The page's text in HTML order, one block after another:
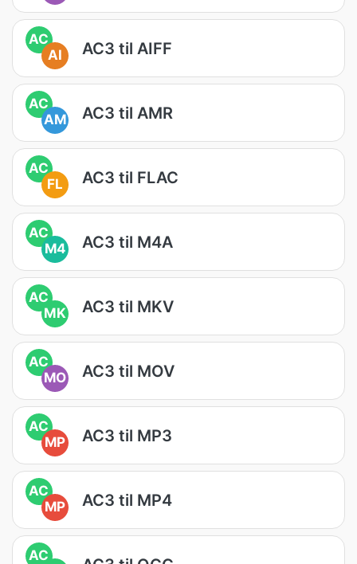
AC
AI
AC3 til AIFF
AC
AM
AC3 til AMR
AC
FL
AC3 til FLAC
AC
M4
AC3 til M4A
AC
MK
AC3 til MKV
AC
MO
AC3 til MOV
AC
MP
AC3 til MP3
AC
MP
AC3 til MP4
AC